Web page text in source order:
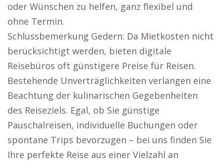
oder Wünschen zu helfen, ganz flexibel und
ohne Termin.
Schlussbemerkung Gedern: Da Mietkosten nicht
berücksichtigt werden, bieten digitale
Reisebüros oft günstigere Preise für Reisen.
Bestehende Unverträglichkeiten verlangen eine
Beachtung der kulinarischen Gegebenheiten
des Reiseziels. Egal, ob Sie günstige
Pauschalreisen, individuelle Buchungen oder
spontane Trips bevorzugen – bei uns finden Sie
Ihre perfekte Reise aus einer Vielzahl an